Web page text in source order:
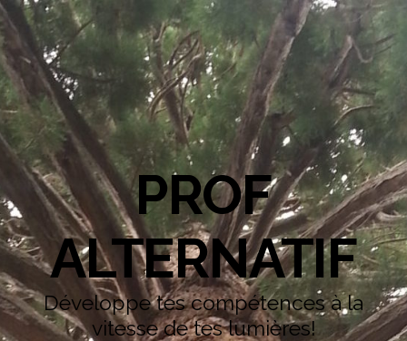
PROF
ALTERNATIF
Développe tes compétences à la
vitesse de tes lumières!